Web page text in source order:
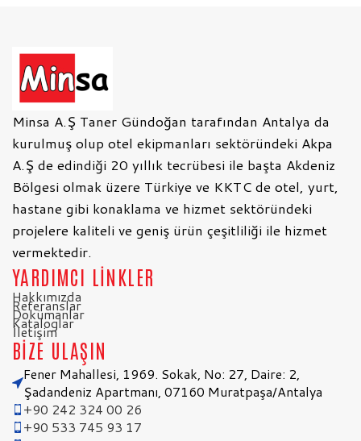
Minsa A.Ş Taner Gündoğan tarafından Antalya da
kurulmuş olup otel ekipmanları sektöründeki Akpa
A.Ş de edindiği 20 yıllık tecrübesi ile başta Akdeniz
Bölgesi olmak üzere Türkiye ve KKTC de otel, yurt,
hastane gibi konaklama ve hizmet sektöründeki
projelere kaliteli ve geniş ürün çeşitliliği ile hizmet
vermektedir.
YARDIMCI LİNKLER
Hakkımızda
Referanslar
Dokümanlar
Kataloglar
İletişim
BİZE ULAŞIN
Fener Mahallesi, 1969. Sokak, No: 27, Daire: 2,
Şadandeniz Apartmanı, 07160 Muratpaşa/Antalya
+90 242 324 00 26
+90 533 745 93 17